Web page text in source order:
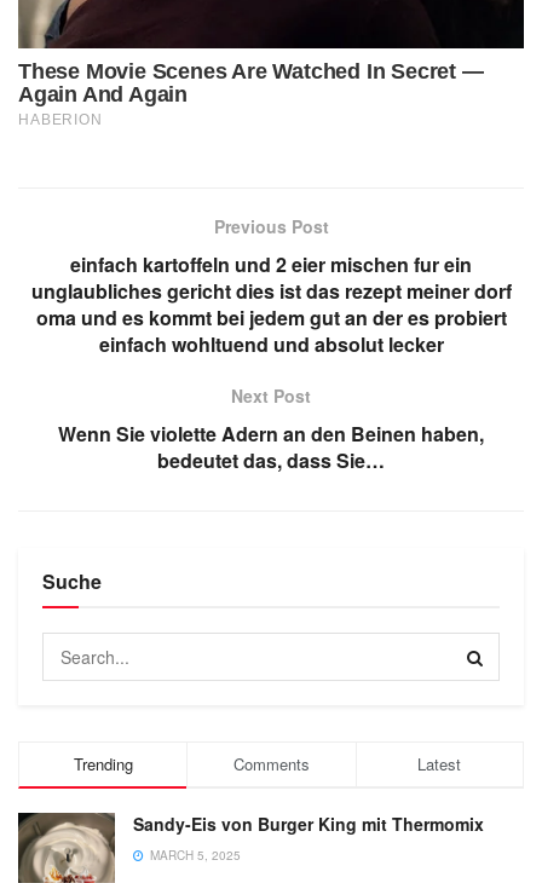
Previous Post
einfach kartoffeln und 2 eier mischen fur ein
unglaubliches gericht dies ist das rezept meiner dorf
oma und es kommt bei jedem gut an der es probiert
einfach wohltuend und absolut lecker
Next Post
Wenn Sie violette Adern an den Beinen haben,
bedeutet das, dass Sie…
Suche
Trending Comments Latest
Sandy-Eis von Burger King mit Thermomix
MARCH 5, 2025